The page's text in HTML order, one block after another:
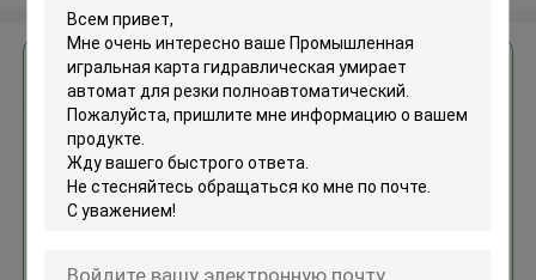
Получить лучшую цену для
карта гидравлическая
умирает автомат для резки